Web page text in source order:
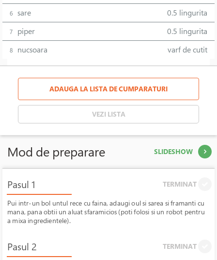
6 sare 0.5 lingurita
7 piper 0.5 lingurita
8 nucsoara varf de cutit
ADAUGA LA LISTA DE CUMPARATURI
VEZI LISTA
Mod de preparare SLIDESHOW
Pasul 1 TERMINAT
Pui intr-un bol untul rece cu faina, adaugi oul si sarea si framanti cu
mana, pana obtii un aluat sfaramicios (poti folosi si un robot pentru
a mixa ingredientele).
Pasul 2 TERMINAT